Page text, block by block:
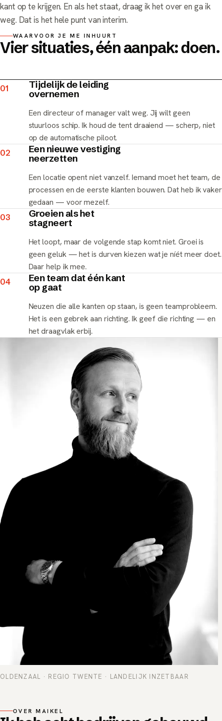
kant op te krijgen. En als het staat, draag ik het over en ga ik
weg. Dat is het hele punt van interim.
WAARVOOR JE ME INHUURT
Vier situaties, één aanpak: doen.
01 Tijdelijk de leiding
overnemen
Een directeur of manager valt weg. Jij wilt geen
stuurloos schip. Ik houd de tent draaiend — scherp, niet
op de automatische piloot.
02 Een nieuwe vestiging
neerzetten
Een locatie opent niet vanzelf. Iemand moet het team, de
processen en de eerste klanten bouwen. Dat heb ik vaker
gedaan — voor mezelf.
03 Groeien als het
stagneert
Het loopt, maar de volgende stap komt niet. Groei is
geen geluk — het is durven kiezen wat je níét meer doet.
Daar help ik mee.
04 Een team dat één kant
op gaat
Neuzen die alle kanten op staan, is geen teamprobleem.
Het is een gebrek aan richting. Ik geef die richting — en
het draagvlak erbij.
OLDENZAAL · REGIO TWENTE · LANDELIJK INZETBAAR
OVER MAIKEL